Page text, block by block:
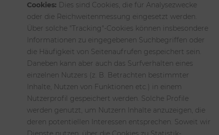
Cookies: Dies sind Cookies, die für Analysezwecke
oder die Reichweitenmessung eingesetzt werden.
Über solche "Tracking"-Cookies können insbesondere
Informationen zu eingegebenen Suchbegriffen oder
die Häufigkeit von Seitenaufrufen gespeichert sein.
Daneben kann aber auch das Surfverhalten eines
einzelnen Nutzers (z. B. Betrachten bestimmter
Inhalte, Nutzen von Funktionen etc.) in einem
Nutzerprofil gespeichert werden. Solche Profile
werden genutzt, um Nutzern Inhalte anzuzeigen, die
deren potentiellen Interessen entsprechen. Soweit wir